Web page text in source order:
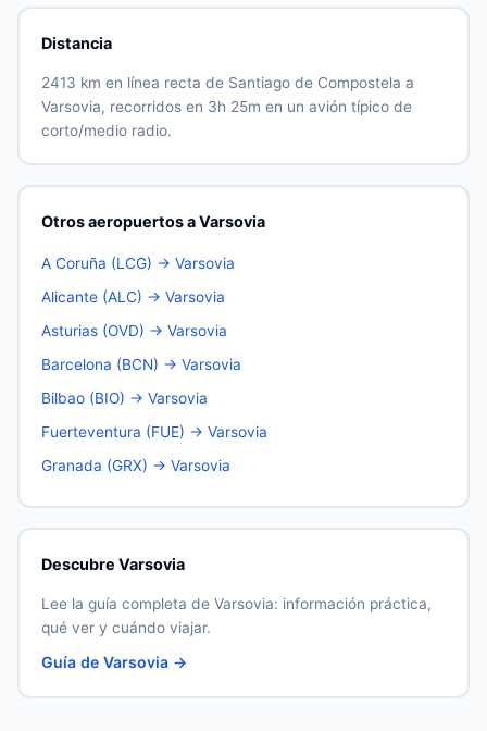
Distancia
2413 km en línea recta de Santiago de Compostela a
Varsovia, recorridos en 3h 25m en un avión típico de
corto/medio radio.
Otros aeropuertos a Varsovia
A Coruña (LCG) → Varsovia
Alicante (ALC) → Varsovia
Asturias (OVD) → Varsovia
Barcelona (BCN) → Varsovia
Bilbao (BIO) → Varsovia
Fuerteventura (FUE) → Varsovia
Granada (GRX) → Varsovia
Descubre Varsovia
Lee la guía completa de Varsovia: información práctica,
qué ver y cuándo viajar.
Guía de Varsovia →